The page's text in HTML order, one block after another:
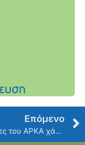
Επόμενο
Οι Ήρωες του ΑΡΚΑ χάρισαν άφθονο γέλιο σε μικρούς και μεγάλους!